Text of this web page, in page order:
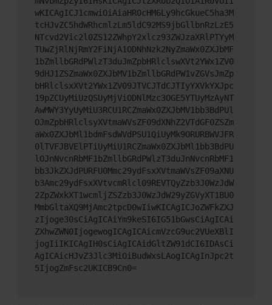
wKICAgICJ1cmwiOiAiaHR0cHM6Ly9hcGkueC5ha3M
tcHJvZC5hdWRhcmlzLm5ldC92MS9jbGllbnRzLzE5
NTcvd2Vic2l0ZS12ZWhpY2xlcz93ZWJzaXRlPTYyM
TUwZjRlNjRmY2FiNjA1ODNhNzk2NyZmaWx0ZXJbMF
1bZmllbGRdPWlzT3duJmZpbHRlclswXVt2YWx1ZV0
9dHJ1ZSZmaWx0ZXJbMV1bZmllbGRdPW1vZGVsJmZp
bHRlclsxXVt2YWx1ZV09JTVCJTdCJTIyYXVkYXJpc
19pZCUyMiUzQSUyMjViODNlMzc3OGE5YTUyMzAyNT
AwMWY3YyUyMiU3RCU1RCZmaWx0ZXJbMV1bb3BdPUl
OJmZpbHRlclsyXVtmaWVsZF09dXNhZ2VTdGF0ZSZm
aWx0ZXJbMl1bdmFsdWVdPSU1QiUyMk9ORURBWVJFR
0lTVFJBVElPTiUyMiU1RCZmaWx0ZXJbMl1bb3BdPU
lOJnNvcnRbMF1bZmllbGRdPWlzT3duJnNvcnRbMF1
bb3JkZXJdPURFU0Mmc29ydFsxXVtmaWVsZF09aXNU
b3Amc29ydFsxXVtvcmRlcl09REVTQyZzb3J0WzJdW
2ZpZWxkXT1wcmljZSZzb3J0WzJdW29yZGVyXT1BU0
MmbGltaXQ9MjAmc2tpcD0wIiwKICAgICJoZWFkZXJ
zIjoge30sCiAgICAiYm9keSI6IG51bGwsCiAgICAi
ZXhwZWN0IjogewogICAgICAicmVzcG9uc2VUeXBlI
jogIiIKICAgIH0sCiAgICAidGltZW91dCI6IDAsCi
AgICAicHJvZ3Jlc3MiOiBudWxsLAogICAgInJpc2t
5IjogZmFsc2UKICB9Cn0=